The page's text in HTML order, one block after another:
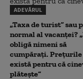
ADEVĂRUL
„Taxa de turist” sau
normal al vacanței?
obligă nimeni să
cumpărați. Prețurile
există pentru că
plătește”